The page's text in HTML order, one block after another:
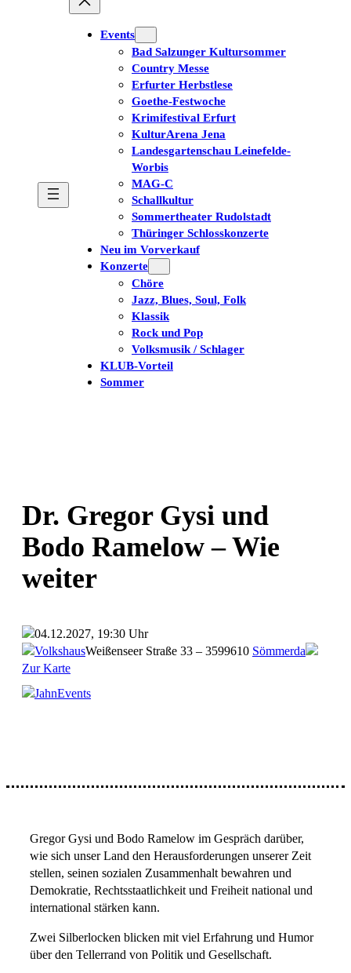
Events
Bad Salzunger Kultursommer
Country Messe
Erfurter Herbstlese
Goethe-Festwoche
Krimifestival Erfurt
KulturArena Jena
Landesgartenschau Leinefelde-
Worbis
MAG-C
Schallkultur
Sommertheater Rudolstadt
Thüringer Schlosskonzerte
Neu im Vorverkauf
Konzerte
Chöre
Jazz, Blues, Soul, Folk
Klassik
Rock und Pop
Volksmusik / Schlager
KLUB-Vorteil
Sommer
Dr. Gregor Gysi und
Bodo Ramelow – Wie
weiter
04.12.2027, 19:30 Uhr
VolkshausWeißenseer Straße 33 – 3599610 Sömmerda
Zur Karte
JahnEvents
Gregor Gysi und Bodo Ramelow im Gespräch darüber,
wie sich unser Land den Herausforderungen unserer Zeit
stellen, seinen sozialen Zusammenhalt bewahren und
Demokratie, Rechtsstaatlichkeit und Freiheit national und
international stärken kann.
Zwei Silberlocken blicken mit viel Erfahrung und Humor
über den Tellerrand von Politik und Gesellschaft.